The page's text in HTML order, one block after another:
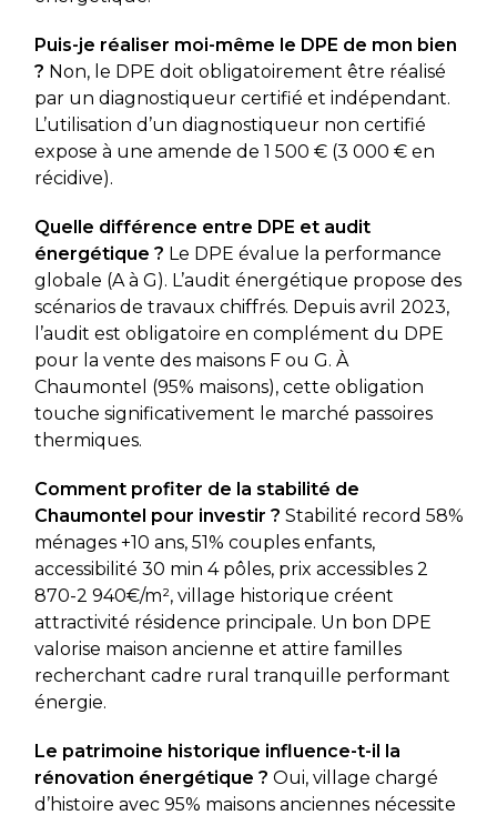
Puis-je réaliser moi-même le DPE de mon bien
? Non, le DPE doit obligatoirement être réalisé
par un diagnostiqueur certifié et indépendant.
L’utilisation d’un diagnostiqueur non certifié
expose à une amende de 1 500 € (3 000 € en
récidive).
Quelle différence entre DPE et audit
énergétique ? Le DPE évalue la performance
globale (A à G). L’audit énergétique propose des
scénarios de travaux chiffrés. Depuis avril 2023,
l’audit est obligatoire en complément du DPE
pour la vente des maisons F ou G. À
Chaumontel (95% maisons), cette obligation
touche significativement le marché passoires
thermiques.
Comment profiter de la stabilité de
Chaumontel pour investir ? Stabilité record 58%
ménages +10 ans, 51% couples enfants,
accessibilité 30 min 4 pôles, prix accessibles 2
870-2 940€/m², village historique créent
attractivité résidence principale. Un bon DPE
valorise maison ancienne et attire familles
recherchant cadre rural tranquille performant
énergie.
Le patrimoine historique influence-t-il la
rénovation énergétique ? Oui, village chargé
d’histoire avec 95% maisons anciennes nécessite